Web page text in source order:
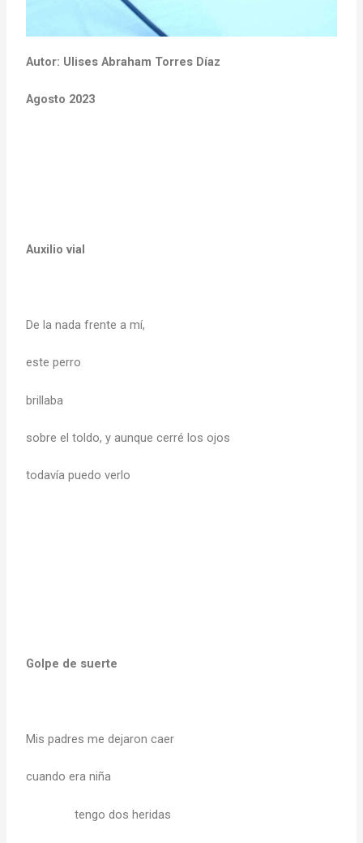
Autor: Ulises Abraham Torres Díaz
Agosto 2023
Auxilio vial
De la nada frente a mí,
este perro
brillaba
sobre el toldo, y aunque cerré los ojos
todavía puedo verlo
Golpe de suerte
Mis padres me dejaron caer
cuando era niña
tengo dos heridas